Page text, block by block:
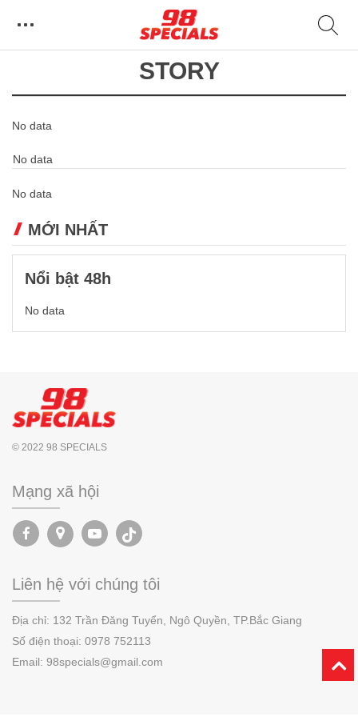
STORY
No data
No data
No data
MỚI NHẤT
Nổi bật 48h
No data
© 2022 98 SPECIALS
Mạng xã hội
Liên hệ với chúng tôi
Địa chỉ: 132 Trần Đăng Tuyển, Ngô Quyền, TP.Bắc Giang
Số điện thoại: 0978 752113
Email: 98specials@gmail.com